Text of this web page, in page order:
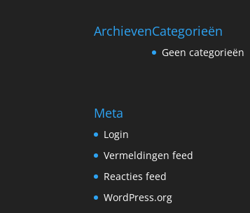
ArchievenCategorieën
Geen categorieën
Meta
Login
Vermeldingen feed
Reacties feed
WordPress.org